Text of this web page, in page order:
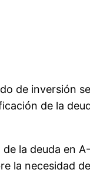
de inversión
de la
la deuda en
la necesidad